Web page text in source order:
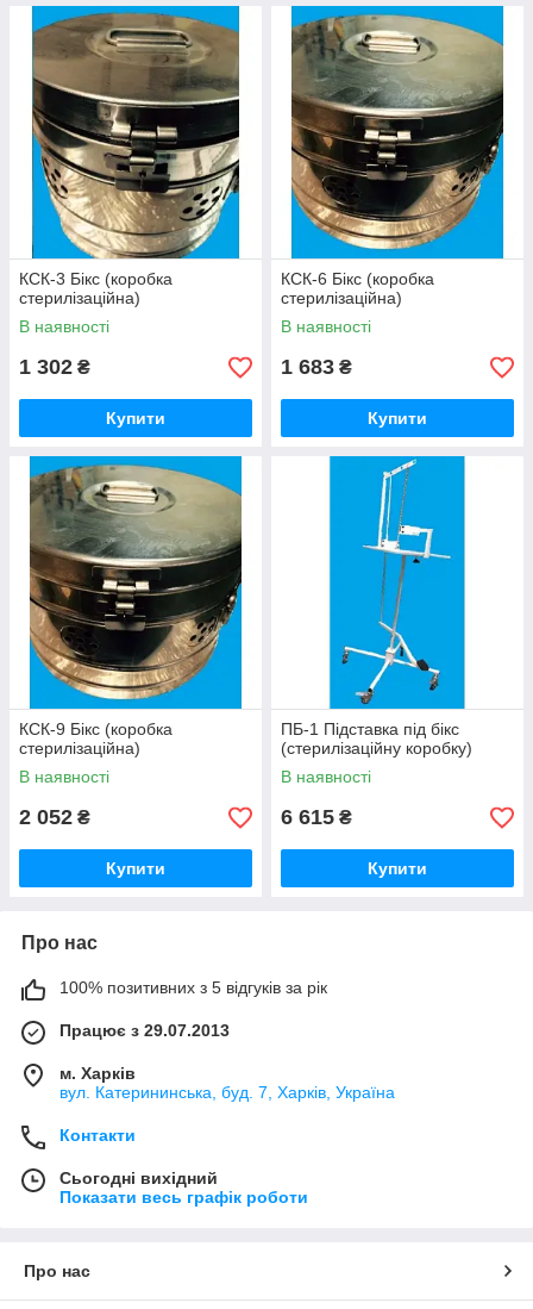
КСК-3 Бікс (коробка
стерилізаційна)
В наявності
1 302 ₴
Купити
КСК-6 Бікс (коробка
стерилізаційна)
В наявності
1 683 ₴
Купити
КСК-9 Бікс (коробка
стерилізаційна)
В наявності
2 052 ₴
Купити
ПБ-1 Підставка під бікс
(стерилізаційну коробку)
В наявності
6 615 ₴
Купити
Про нас
100% позитивних з 5 відгуків за рік
Працює з 29.07.2013
м. Харків
вул. Катерининська, буд. 7, Харків, Україна
Контакти
Сьогодні вихідний
Показати весь графік роботи
Про нас